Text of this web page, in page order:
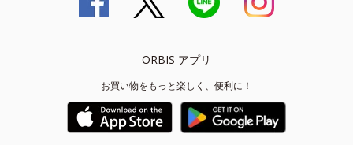
ORBIS アプリ
お買い物をもっと楽しく、便利に！